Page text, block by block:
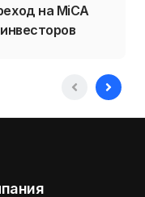
на MiCA